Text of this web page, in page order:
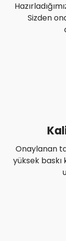
Sizden
Onaylanan
yüksek